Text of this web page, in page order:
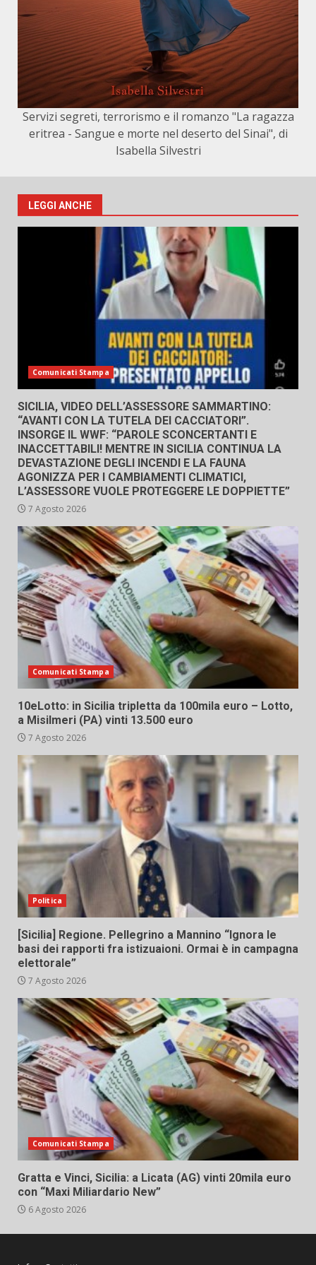
Servizi segreti, terrorismo e il romanzo "La ragazza
eritrea - Sangue e morte nel deserto del Sinai", di
Isabella Silvestri
LEGGI ANCHE
Comunicati Stampa
SICILIA, VIDEO DELL’ASSESSORE SAMMARTINO:
“AVANTI CON LA TUTELA DEI CACCIATORI”.
INSORGE IL WWF: “PAROLE SCONCERTANTI E
INACCETTABILI! MENTRE IN SICILIA CONTINUA LA
DEVASTAZIONE DEGLI INCENDI E LA FAUNA
AGONIZZA PER I CAMBIAMENTI CLIMATICI,
L’ASSESSORE VUOLE PROTEGGERE LE DOPPIETTE”
7 Agosto 2026
Comunicati Stampa
10eLotto: in Sicilia tripletta da 100mila euro – Lotto,
a Misilmeri (PA) vinti 13.500 euro
7 Agosto 2026
Politica
[Sicilia] Regione. Pellegrino a Mannino “Ignora le
basi dei rapporti fra istizuaioni. Ormai è in campagna
elettorale”
7 Agosto 2026
Comunicati Stampa
Gratta e Vinci, Sicilia: a Licata (AG) vinti 20mila euro
con “Maxi Miliardario New”
6 Agosto 2026